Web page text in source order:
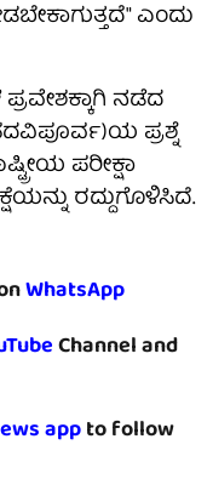
ಎಂದು
ನಡೆದ
ಪ್ರಶ್ನೆ
ಪರೀಕ್ಷಾ
ರದ್ದುಗೊಳಿಸಿದೆ.
WhatsApp
Channel and
appto follow